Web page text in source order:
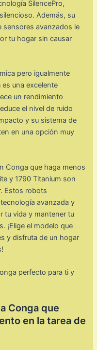
SilencePro,
Además, su
avanzados le
tu hogar sin causar
pero igualmente
es una excelente
un rendimiento
el nivel de ruido
y su sistema de
en una opción muy
Conga que haga menos
y 1790 Titanium son
Estos robots
avanzada y
tu vida y mantener tu
¡Elige el modelo que
y disfruta de un hogar
perfecto para ti y
Conga que
en la tarea de